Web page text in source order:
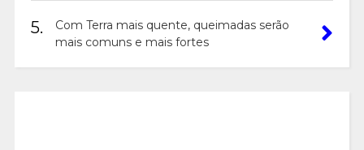
5.
Com Terra mais quente, queimadas serão
mais comuns e mais fortes